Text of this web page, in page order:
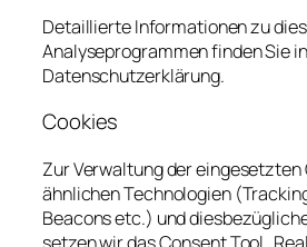
Detaillierte Informationen zu
Analyseprogrammen finden Sie
Datenschutzerklärung.
Cookies
Zur Verwaltung der eingesetzten
ähnlichen Technologien
Beacons etc.) und